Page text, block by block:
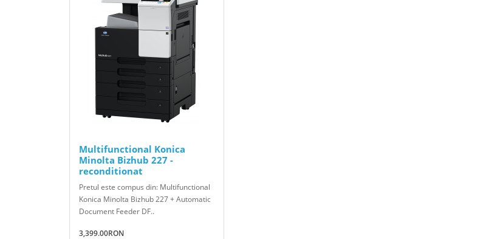
Multifunctional Konica
Minolta Bizhub 227 -
reconditionat
Pretul este compus din: Multifunctional
Konica Minolta Bizhub 227 + Automatic
Document Feeder DF..
3,399.00RON